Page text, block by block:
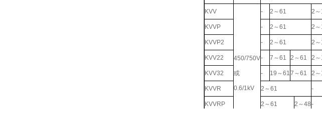
KVV
450/750V
或
0.6/1kV
- 2～61 2
KVVP - 2～61 2
KVVP2 - 2～61 2
KVV22 - 7～61 2～61 2
KVV32 - 19～617～61 2
KVVR 2～61 -
KVVRP 2～61 2～48-